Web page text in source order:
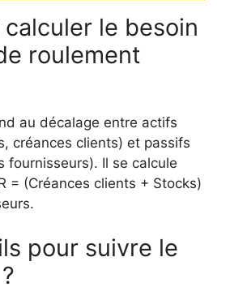
le besoin
roulement
au décalage entre actifs
créances clients) et passifs
fournisseurs). Il se calcule
= (Créances clients + Stocks)
pour suivre le